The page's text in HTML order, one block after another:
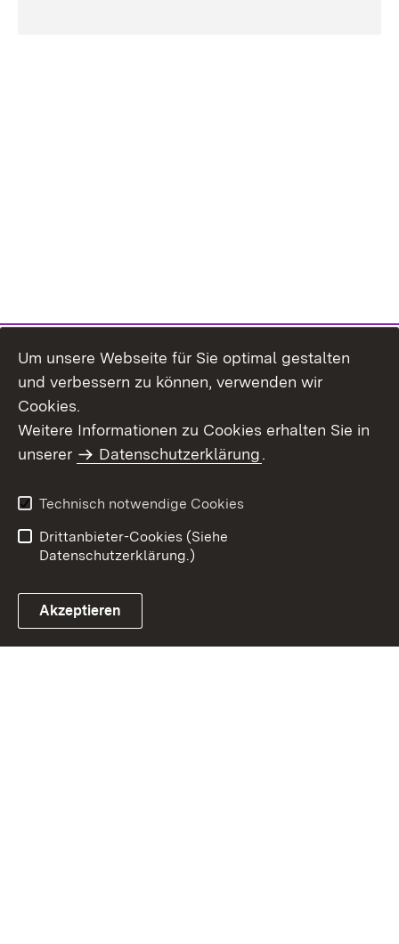
Benutzungshinweise
Erklärung zur
Um unsere Webseite für Sie optimal gestalten
und verbessern zu können, verwenden wir
Cookies.
Weitere Informationen zu Cookies erhalten Sie in
unserer
Datenschutzerklärung.
Technisch notwendige Cookies
Drittanbieter-Cookies (Siehe
Datenschutzerklärung.)
Akzeptieren